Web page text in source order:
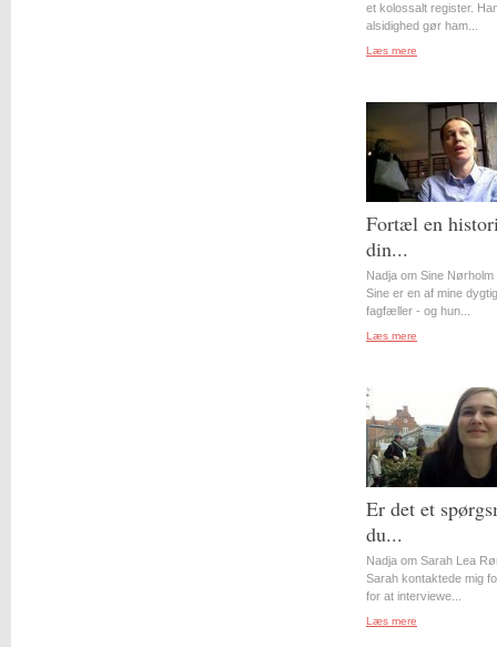
et kolossalt register.
alsidighed gør ham...
Læs mere
Fortæl en
din...
Nadja om Sine
Sine er en af mine
fagfæller - og hun...
Læs mere
Er det et
du...
Nadja om Sarah Lea
Sarah kontaktede mig
for at interviewe...
Læs mere